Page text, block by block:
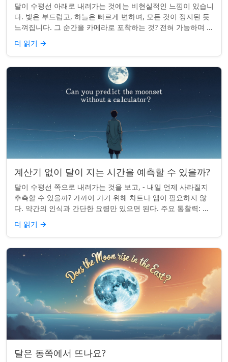
달이 수평선 아래로 내려가는 것에는 비현실적인 느낌이 있습니
다. 빛은 부드럽고, 하늘은 빠르게 변하며, 모든 것이 정지된 듯
느껴집니다. 그 순간을 카메라로 포착하는 것? 전혀 가능하며 가
치가 있습니다. 간단한 팁:...
더 읽기 →
계산기 없이 달이 지는 시간을 예측할 수 있을까?
달이 수평선 쪽으로 내려가는 것을 보고, - 내일 언제 사라질지
추측할 수 있을까? 가까이 가기 위해 차트나 앱이 필요하지 않
다. 약간의 인식과 간단한 요령만 있으면 된다. 주요 통찰력: 오
늘의 달 뜨는 시간을 알고...
더 읽기 →
달은 동쪽에서 뜨나요?